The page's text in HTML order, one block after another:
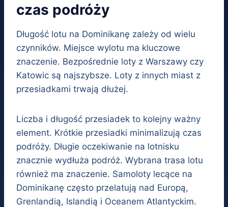
czas podróży
Długość lotu na Dominikanę zależy od wielu
czynników. Miejsce wylotu ma kluczowe
znaczenie. Bezpośrednie loty z Warszawy czy
Katowic są najszybsze. Loty z innych miast z
przesiadkami trwają dłużej.
Liczba i długość przesiadek to kolejny ważny
element. Krótkie przesiadki minimalizują czas
podróży. Długie oczekiwanie na lotnisku
znacznie wydłuża podróż. Wybrana trasa lotu
również ma znaczenie. Samoloty lecące na
Dominikanę często przelatują nad Europą,
Grenlandią, Islandią i Oceanem Atlantyckim.